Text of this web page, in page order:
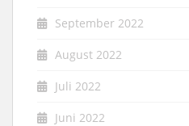
September 2022
August 2022
Juli 2022
Juni 2022